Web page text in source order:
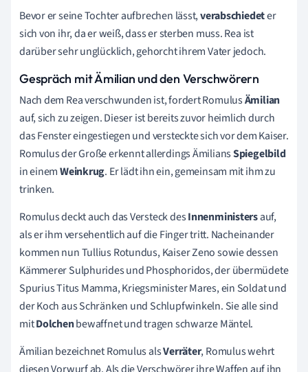
Bevor er seine Tochter aufbrechen lässt,verabschiedeter
sich von ihr, da er weiß, dass er sterben muss. Rea ist
darüber sehr unglücklich, gehorcht ihrem Vater jedoch.
Gespräch mit Ämilian und den Verschwörern
Nach dem Rea verschwunden ist, fordert RomulusÄmilian
auf, sich zu zeigen. Dieser ist bereits zuvor heimlich durch
das Fenster eingestiegen und versteckte sich vor dem Kaiser.
Romulus der Große erkennt allerdings ÄmiliansSpiegelbild
in einemWeinkrug. Er lädt ihn ein, gemeinsam mit ihm zu
trinken.
Romulus deckt auch das Versteck desInnenministersauf,
als er ihm versehentlich auf die Finger tritt. Nacheinander
kommen nun Tullius Rotundus, Kaiser Zeno sowie dessen
Kämmerer Sulphurides und Phosphoridos, der übermüdete
Spurius Titus Mamma, Kriegsminister Mares, ein Soldat und
der Koch aus Schränken und Schlupfwinkeln. Sie alle sind
mitDolchenbewaffnet und tragen schwarze Mäntel.
Ämilian bezeichnet Romulus alsVerräter, Romulus wehrt